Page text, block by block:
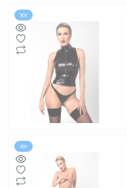
Хіт
Хіт